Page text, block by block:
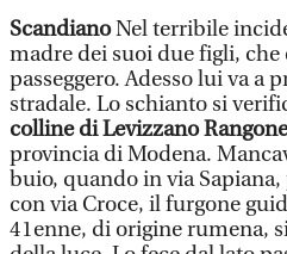
ScandianoNel terribile
madre dei suoi due figli, che
passeggero. Adesso lui va a
stradale. Lo schianto si
colline di Levizzano
provincia di Modena.
buio, quando in via
con via Croce, il furgone
41enne, di origine rumena,